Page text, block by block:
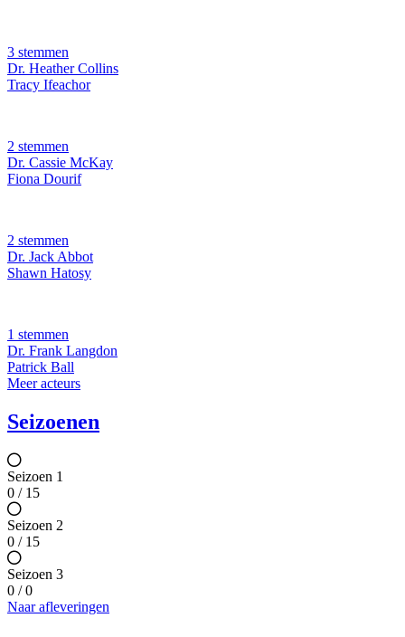
3 stemmen
Dr. Heather Collins
Tracy Ifeachor
2 stemmen
Dr. Cassie McKay
Fiona Dourif
2 stemmen
Dr. Jack Abbot
Shawn Hatosy
1 stemmen
Dr. Frank Langdon
Patrick Ball
Meer acteurs
Seizoenen
Seizoen 1
0 / 15
Seizoen 2
0 / 15
Seizoen 3
0 / 0
Naar afleveringen